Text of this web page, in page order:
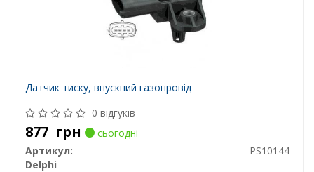
Датчик тиску, впускний газопровід
0 відгуків
877 грн
сьогодні
Артикул:
PS10144
Delphi